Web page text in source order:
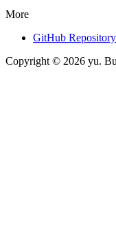
More
GitHub Repository
Copyright © 2026 yu.